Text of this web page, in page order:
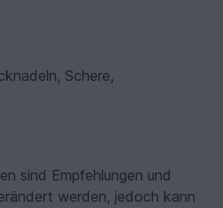
Schere,
sind Empfehlungen und
werden, jedoch kann